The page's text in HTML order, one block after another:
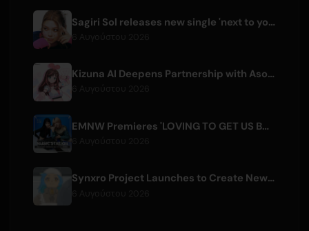
Sagiri Sol releases new single 'next to your love' after hiatus
Kizuna AI Deepens Partnership with Asobisystem Ahead of 10th Anniversary World Tour
EMNW Premieres 'LOVING TO GET US BY' Music Video on August 7
Synxro Project Launches to Create New IP from Fictional Anime Openings